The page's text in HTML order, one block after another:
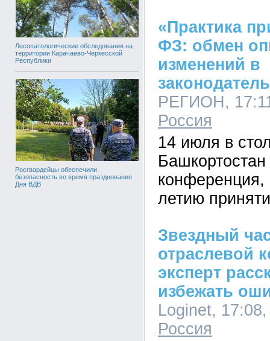
Лесопатологические обследования на
территории Карачаево-Черкесской
Республики
Росгвардейцы обеспечили
безопасность во время празднования
Дня ВДВ
«Практика
ФЗ: обмен
изменений в
РЕГИОН,
Россия
14 июля в
Башкортостан
летию
Звездный
отраслевой
эксперт
избежать
Loginet,
Россия